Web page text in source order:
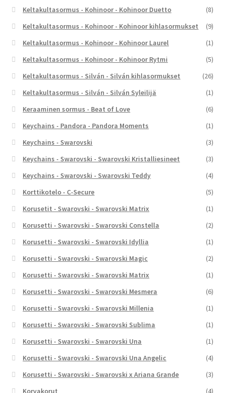
Keltakultasormus - Kohinoor - Kohinoor Duetto
(8)
Keltakultasormus - Kohinoor - Kohinoor kihlasormukset
(9)
Keltakultasormus - Kohinoor - Kohinoor Laurel
(1)
Keltakultasormus - Kohinoor - Kohinoor Rytmi
(5)
Keltakultasormus - Silván - Silván kihlasormukset
(26)
Keltakultasormus - Silván - Silván Syleilijä
(1)
Keraaminen sormus - Beat of Love
(6)
Keychains - Pandora - Pandora Moments
(1)
Keychains - Swarovski
(3)
Keychains - Swarovski - Swarovski Kristalliesineet
(3)
Keychains - Swarovski - Swarovski Teddy
(4)
Korttikotelo - C-Secure
(5)
Korusetit - Swarovski - Swarovski Matrix
(1)
Korusetti - Swarovski - Swarovski Constella
(2)
Korusetti - Swarovski - Swarovski Idyllia
(1)
Korusetti - Swarovski - Swarovski Magic
(2)
Korusetti - Swarovski - Swarovski Matrix
(1)
Korusetti - Swarovski - Swarovski Mesmera
(6)
Korusetti - Swarovski - Swarovski Millenia
(1)
Korusetti - Swarovski - Swarovski Sublima
(1)
Korusetti - Swarovski - Swarovski Una
(1)
Korusetti - Swarovski - Swarovski Una Angelic
(4)
Korusetti - Swarovski - Swarovski x Ariana Grande
(3)
Korvakorut
(4)